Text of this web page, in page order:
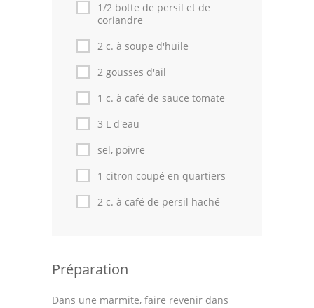
1/2 botte de persil et de
coriandre
2 c. à soupe d'huile
2 gousses d'ail
1 c. à café de sauce tomate
3 L d'eau
sel, poivre
1 citron coupé en quartiers
2 c. à café de persil haché
Préparation
Dans une marmite, faire revenir dans